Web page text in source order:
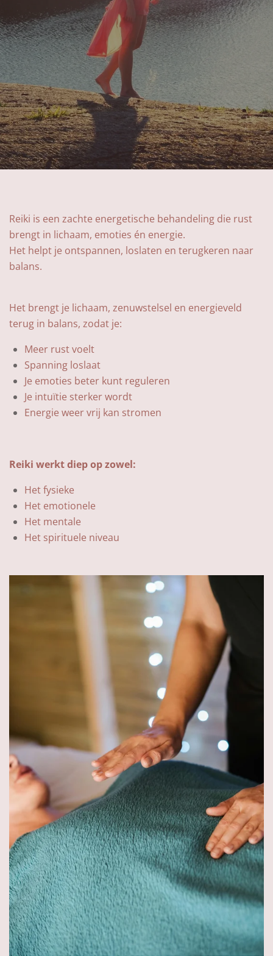
Reiki is een zachte energetische behandeling die rust
brengt in lichaam, emoties én energie.
Het helpt je ontspannen, loslaten en terugkeren naar
balans.
Het brengt je lichaam, zenuwstelsel en energieveld
terug in balans, zodat je:
Meer rust voelt
Spanning loslaat
Je emoties beter kunt reguleren
Je intuïtie sterker wordt
Energie weer vrij kan stromen
Reiki werkt diep op zowel:
Het fysieke
Het emotionele
Het mentale
Het spirituele niveau